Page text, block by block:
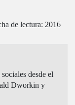
de lectura: 2016
desde el
Dworkin y